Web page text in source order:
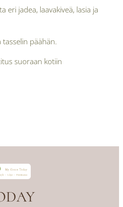
eri jadea, laavakiveä, lasia ja
päähän.
suoraan kotiin